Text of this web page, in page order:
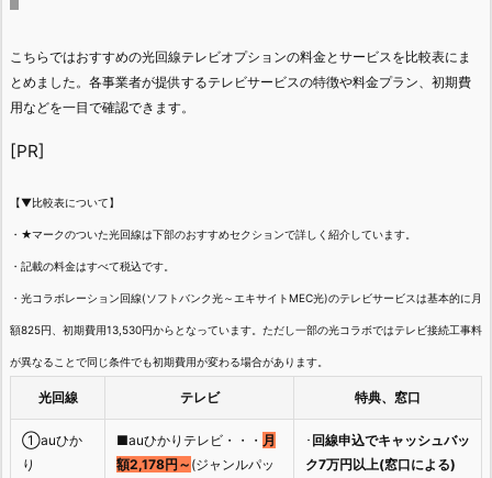
こちらではおすすめの光回線テレビオプションの料金とサービスを比較表にま
とめました。各事業者が提供するテレビサービスの特徴や料金プラン、初期費
用などを一目で確認できます。
[PR]
【▼比較表について】
・★マークのついた光回線は下部のおすすめセクションで詳しく紹介しています。
・記載の料金はすべて税込です。
・光コラボレーション回線(ソフトバンク光～エキサイトMEC光)のテレビサービスは基本的に月
額825円、初期費用13,530円からとなっています。ただし一部の光コラボではテレビ接続工事料
が異なることで同じ条件でも初期費用が変わる場合があります。
光回線 テレビ 特典、窓口
①auひか
り
■auひかりテレビ・・・ 月
額2,178円～ (ジャンルパッ
･ 回線申込でキャッシュバッ
ク7万円以上(窓口による)